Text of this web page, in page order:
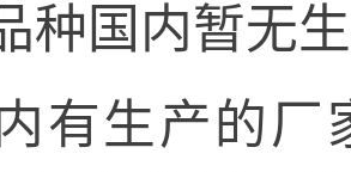
种国内暂无
有生产的厂